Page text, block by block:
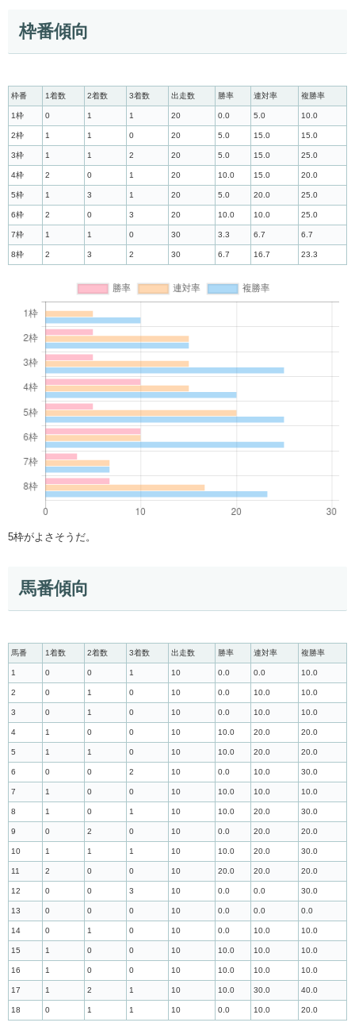
枠番傾向
枠番 1着数 2着数 3着数 出走数 勝率 連対率 複勝率
1枠 0 1 1 20 0.0 5.0 10.0
2枠 1 1 0 20 5.0 15.0 15.0
3枠 1 1 2 20 5.0 15.0 25.0
4枠 2 0 1 20 10.0 15.0 20.0
5枠 1 3 1 20 5.0 20.0 25.0
6枠 2 0 3 20 10.0 10.0 25.0
7枠 1 1 0 30 3.3 6.7 6.7
8枠 2 3 2 30 6.7 16.7 23.3
5枠がよさそうだ。
馬番傾向
馬番 1着数 2着数 3着数 出走数 勝率 連対率 複勝率
1 0 0 1 10 0.0 0.0 10.0
2 0 1 0 10 0.0 10.0 10.0
3 0 1 0 10 0.0 10.0 10.0
4 1 0 0 10 10.0 20.0 20.0
5 1 1 0 10 10.0 20.0 20.0
6 0 0 2 10 0.0 10.0 30.0
7 1 0 0 10 10.0 10.0 10.0
8 1 0 1 10 10.0 20.0 30.0
9 0 2 0 10 0.0 20.0 20.0
10 1 1 1 10 10.0 20.0 30.0
11 2 0 0 10 20.0 20.0 20.0
12 0 0 3 10 0.0 0.0 30.0
13 0 0 0 10 0.0 0.0 0.0
14 0 1 0 10 0.0 10.0 10.0
15 1 0 0 10 10.0 10.0 10.0
16 1 0 0 10 10.0 10.0 10.0
17 1 2 1 10 10.0 30.0 40.0
18 0 1 1 10 0.0 10.0 20.0